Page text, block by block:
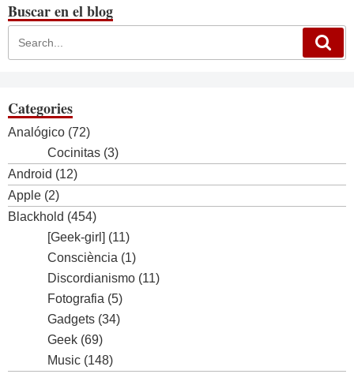
Buscar en el blog
Categories
Analógico (72)
Cocinitas (3)
Android (12)
Apple (2)
Blackhold (454)
[Geek-girl] (11)
Consciència (1)
Discordianismo (11)
Fotografia (5)
Gadgets (34)
Geek (69)
Music (148)